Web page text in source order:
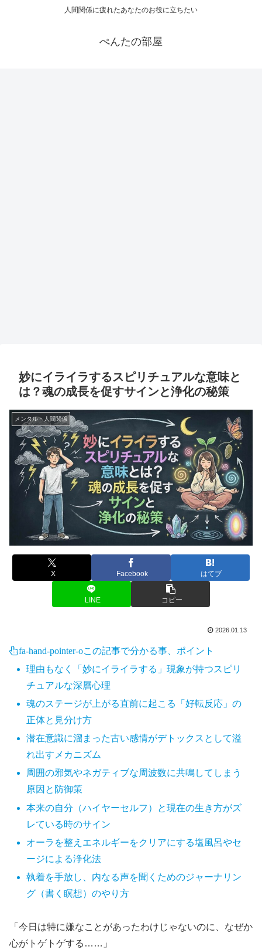
人間関係に疲れたあなたのお役に立ちたい
ぺんたの部屋
妙にイライラするスピリチュアルな意味と
は？魂の成長を促すサインと浄化の秘策
メンタル・人間関係
X Facebook はてブ
LINE コピー
2026.01.13
fa-hand-pointer-oこの記事で分かる事、ポイント
理由もなく「妙にイライラする」現象が持つスピリ
チュアルな深層心理
魂のステージが上がる直前に起こる「好転反応」の
正体と見分け方
潜在意識に溜まった古い感情がデトックスとして溢
れ出すメカニズム
周囲の邪気やネガティブな周波数に共鳴してしまう
原因と防御策
本来の自分（ハイヤーセルフ）と現在の生き方がズ
レている時のサイン
オーラを整えエネルギーをクリアにする塩風呂やセ
ージによる浄化法
執着を手放し、内なる声を聞くためのジャーナリン
グ（書く瞑想）のやり方
「今日は特に嫌なことがあったわけじゃないのに、なぜか
心がトゲトゲする……」